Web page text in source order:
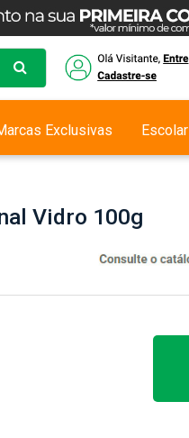
Exclusivas Escolar
Vidro 100g